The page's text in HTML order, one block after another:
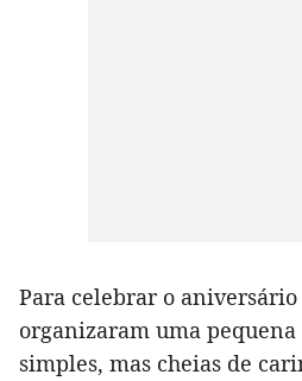
Para celebrar o
organizaram uma pequena
simples, mas cheias de